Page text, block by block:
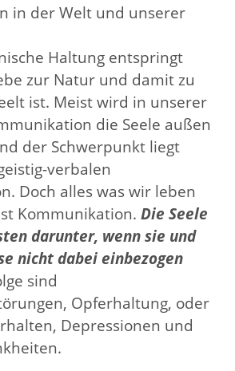
in der Welt und unserer
Haltung entspringt
zur Natur und damit zu
ist. Meist wird in unserer
die Seele außen
der Schwerpunkt liegt
verbalen
Doch alles was wir leben
Kommunikation. Die Seele
darunter, wenn sie und
nicht dabei einbezogen
sind
Opferhaltung, oder
Depressionen und